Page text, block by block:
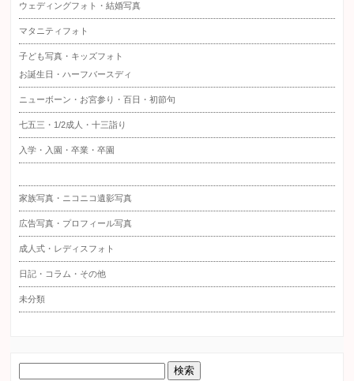
ウェディングフォト・結婚写真
マタニティフォト
子ども写真・キッズフォト
お誕生日・ハーフバースディ
ニューボーン・お宮参り・百日・初節句
七五三・1/2成人・十三詣り
入学・入園・卒業・卒園
家族写真・ニコニコ遺影写真
広告写真・プロフィール写真
成人式・レディスフォト
日記・コラム・その他
未分類